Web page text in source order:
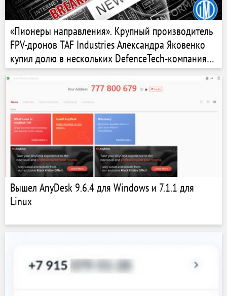
«Пионеры направления». Крупный производитель
FPV-дронов TAF Industries Александра Яковенко
купил долю в нескольких DefenceTech-компаниях.
Сколько он потратил на сделки
Вышел AnyDesk 9.6.4 для Windows и 7.1.1 для
Linux